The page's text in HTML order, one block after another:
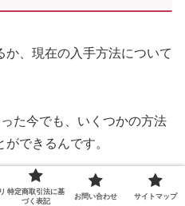
、現在の入手方法について
た今でも、いくつかの方法
できるんです。
てきましたが、それぞれにメ
特定商取引法に基
づく表記
お問い合わせ サイトマップ